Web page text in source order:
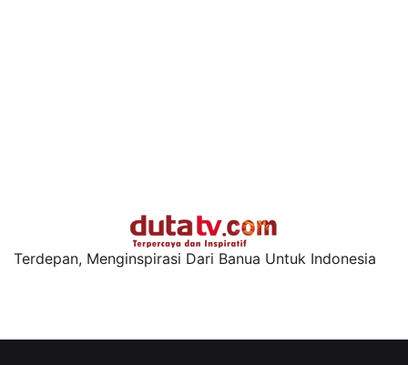
Terdepan, Menginspirasi Dari Banua Untuk Indonesia